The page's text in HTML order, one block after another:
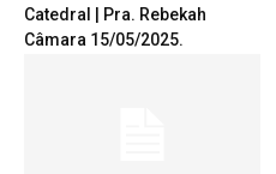
Catedral | Pra. Rebekah
Câmara 15/05/2025.